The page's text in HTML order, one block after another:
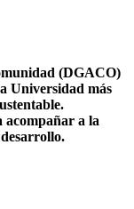
(DGACO)
Universidad más
acompañar a la